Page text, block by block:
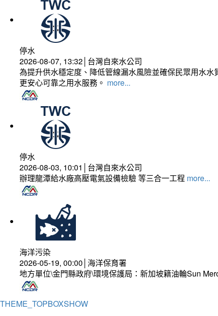
停水
2026-08-07, 13:32│台灣自來水公司
為提升供水穩定度、降低管線漏水風險並確保民眾用水
更安心可靠之用水服務。 more...
停水
2026-08-03, 10:01│台灣自來水公司
辦理龍潭給水廠高壓電氣設備檢驗 等三合一工程 more...
海洋污染
2026-05-19, 00:00│海洋保育署
地方單位\金門縣政府\環境保護局：新加坡籍油輪Sun
THEME_TOPBOXSHOW